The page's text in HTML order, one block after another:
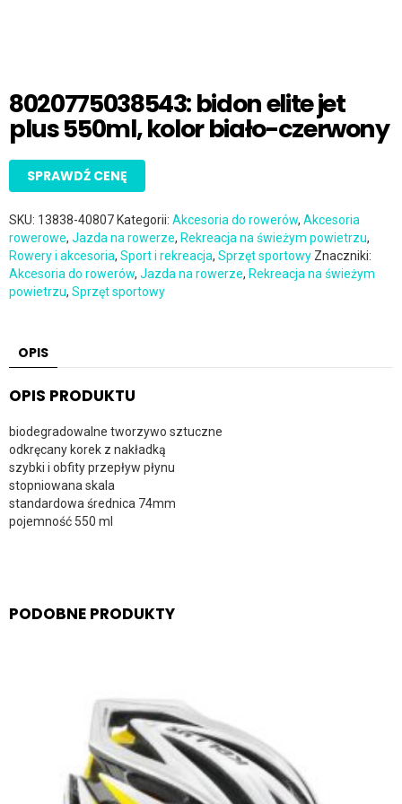
8020775038543: bidon elite jet
plus 550ml, kolor biało-czerwony
SPRAWDŹ CENĘ
SKU: 13838-40807 Kategorii: Akcesoria do rowerów, Akcesoria
rowerowe, Jazda na rowerze, Rekreacja na świeżym powietrzu,
Rowery i akcesoria, Sport i rekreacja, Sprzęt sportowy Znaczniki:
Akcesoria do rowerów, Jazda na rowerze, Rekreacja na świeżym
powietrzu, Sprzęt sportowy
OPIS
OPIS PRODUKTU
biodegradowalne tworzywo sztuczne
odkręcany korek z nakładką
szybki i obfity przepływ płynu
stopniowana skala
standardowa średnica 74mm
pojemność 550 ml
PODOBNE PRODUKTY